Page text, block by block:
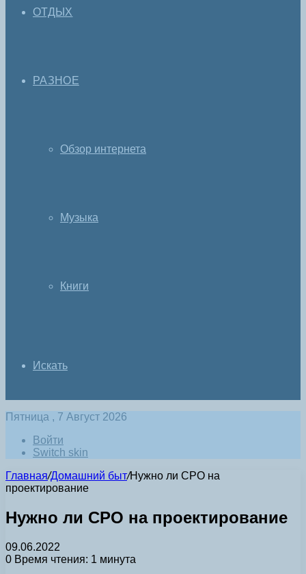
ОТДЫХ
РАЗНОЕ
Обзор интернета
Музыка
Книги
Искать
Пятница , 7 Август 2026
Войти
Switch skin
Главная/Домашний быт/Нужно ли СРО на
проектирование
Нужно ли СРО на проектирование
09.06.2022
0 Время чтения: 1 минута